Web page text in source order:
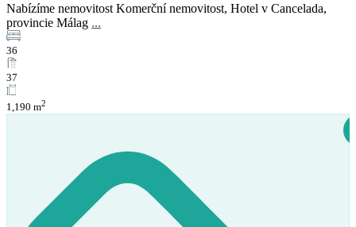
Nabízíme nemovitost Komerční nemovitost, Hotel v Cancelada,
provincie Málag ...
36
37
1,190 m2